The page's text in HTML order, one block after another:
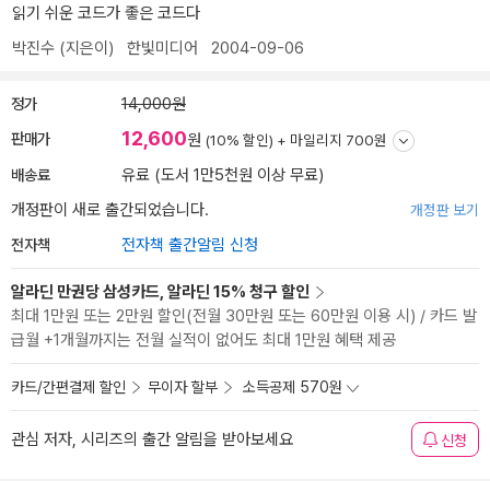
읽기 쉬운 코드가 좋은 코드다
박진수 (지은이) 한빛미디어 2004-09-06
정가 14,000원
판매가 12,600원 (10% 할인) + 마일리지 700원
배송료
유료 (도서 1만5천원 이상 무료)
개정판이 새로 출간되었습니다.
개정판 보기
전자책 전자책 출간알림 신청
알라딘 만권당 삼성카드, 알라딘 15% 청구 할인
최대 1만원 또는 2만원 할인(전월 30만원 또는 60만원 이용 시) / 카드 발
급월 +1개월까지는 전월 실적이 없어도 최대 1만원 혜택 제공
카드/간편결제 할인 무이자 할부 소득공제 570원
관심 저자, 시리즈의 출간 알림을 받아보세요 신청